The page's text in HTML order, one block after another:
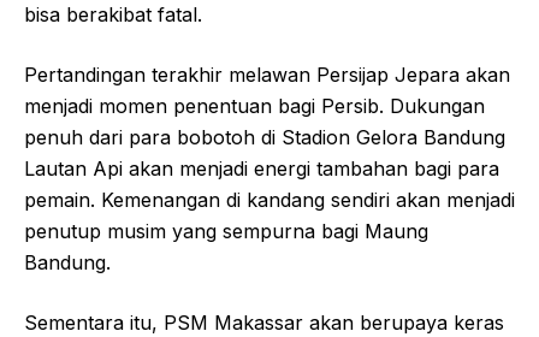
bisa berakibat fatal.
Pertandingan terakhir melawan Persijap Jepara akan
menjadi momen penentuan bagi Persib. Dukungan
penuh dari para bobotoh di Stadion Gelora Bandung
Lautan Api akan menjadi energi tambahan bagi para
pemain. Kemenangan di kandang sendiri akan menjadi
penutup musim yang sempurna bagi Maung
Bandung.
Sementara itu, PSM Makassar akan berupaya keras